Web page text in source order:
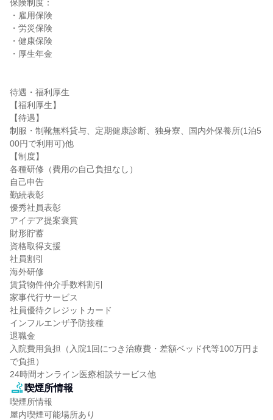
保険制度：
・雇用保険
・労災保険
・健康保険
・厚生年金
待遇・福利厚生
【福利厚生】
【待遇】
制服・制靴無料貸与、定期健康診断、独身寮、国内外保養所(1泊5
00円で利用可)他
【制度】
各種研修（費用の自己負担なし）
自己申告
勤続表彰
優秀社員表彰
アイデア提案褒賞
財形貯蓄
資格取得支援
社員割引
海外研修
賃貸物件仲介手数料割引
家事代行サービス
社員優待クレジットカード
インフルエンザ予防接種
退職金
入院費用負担（入院1回につき治療費・差額ベッド代等100万円ま
で負担）
24時間オンライン医療相談サービス他
喫煙所情報
喫煙所情報
屋内喫煙可能場所あり